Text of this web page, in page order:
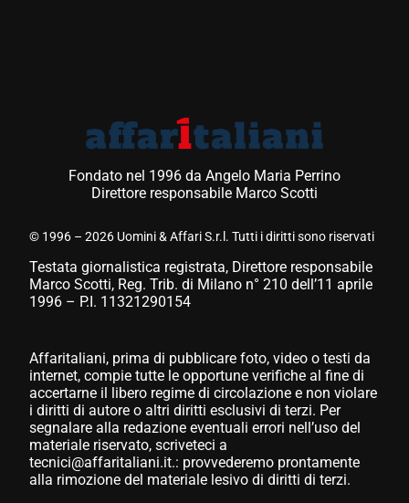
Fondato nel 1996 da Angelo Maria Perrino
Direttore responsabile Marco Scotti
© 1996 – 2026 Uomini & Affari S.r.l. Tutti i diritti sono riservati
Testata giornalistica registrata, Direttore responsabile
Marco Scotti, Reg. Trib. di Milano n° 210 dell’11 aprile
1996 – P.I. 11321290154
Affaritaliani, prima di pubblicare foto, video o testi da
internet, compie tutte le opportune verifiche al fine di
accertarne il libero regime di circolazione e non violare
i diritti di autore o altri diritti esclusivi di terzi. Per
segnalare alla redazione eventuali errori nell’uso del
materiale riservato, scriveteci a
tecnici@affaritaliani.it.: provvederemo prontamente
alla rimozione del materiale lesivo di diritti di terzi.